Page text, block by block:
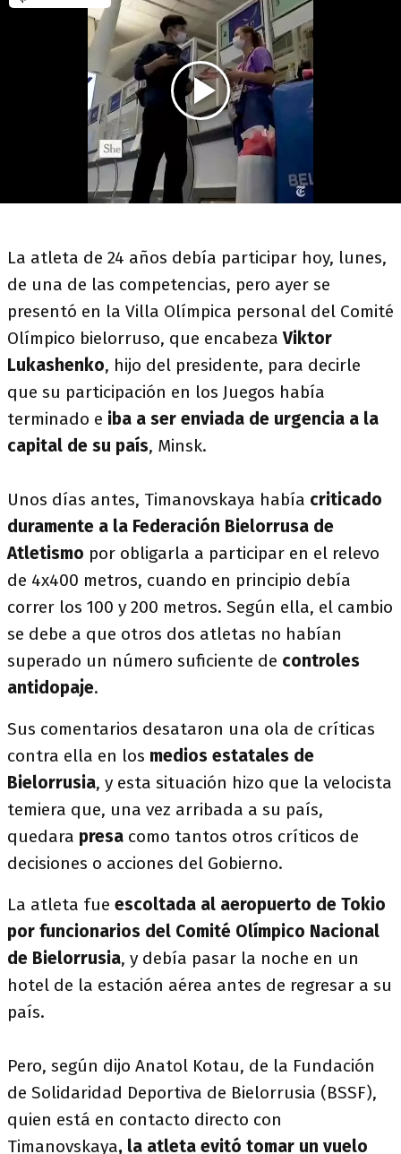
La atleta de 24 años debía participar hoy, lunes,
de una de las competencias, pero ayer se
presentó en la Villa Olímpica personal del Comité
Olímpico bielorruso, que encabeza Viktor
Lukashenko, hijo del presidente, para decirle
que su participación en los Juegos había
terminado e iba a ser enviada de urgencia a la
capital de su país, Minsk.
Unos días antes, Timanovskaya había criticado
duramente a la Federación Bielorrusa de
Atletismo por obligarla a participar en el relevo
de 4x400 metros, cuando en principio debía
correr los 100 y 200 metros. Según ella, el cambio
se debe a que otros dos atletas no habían
superado un número suficiente de controles
antidopaje.
Sus comentarios desataron una ola de críticas
contra ella en los medios estatales de
Bielorrusia, y esta situación hizo que la velocista
temiera que, una vez arribada a su país,
quedara presa como tantos otros críticos de
decisiones o acciones del Gobierno.
La atleta fue escoltada al aeropuerto de Tokio
por funcionarios del Comité Olímpico Nacional
de Bielorrusia, y debía pasar la noche en un
hotel de la estación aérea antes de regresar a su
país.
Pero, según dijo Anatol Kotau, de la Fundación
de Solidaridad Deportiva de Bielorrusia (BSSF),
quien está en contacto directo con
Timanovskaya, la atleta evitó tomar un vuelo